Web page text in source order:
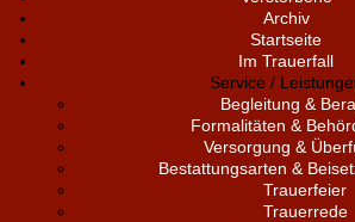
Archiv
Startseite
Im Trauerfall
Service /
Begleitung &
Formalitäten &
Versorgung &
Bestattungsarten &
Trauerfeier
Trauerrede